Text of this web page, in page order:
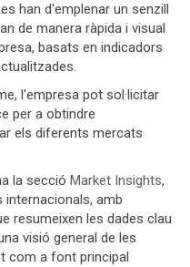
han d'emplenar un senzill
de manera ràpida i visual
basats en indicadors
l'empresa pot sol·licitar
per a obtindre
els diferents mercats
la secció Market Insights,
internacionals, amb
resumeixen les dades clau
visió general de les
com a font principal